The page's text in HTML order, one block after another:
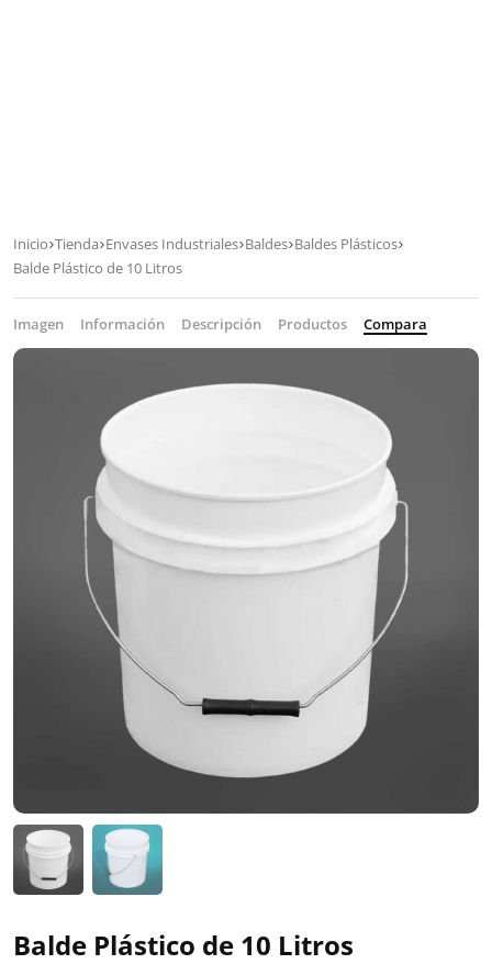
Inicio Tienda Envases Industriales Baldes Baldes Plásticos
Balde Plástico de 10 Litros
Imagen Información Descripción Productos Compara
Balde Plástico de 10 Litros